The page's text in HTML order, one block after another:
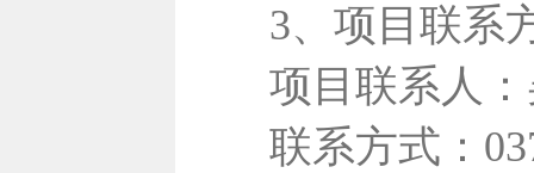
3、项目联系
项目联系人
联系方式：